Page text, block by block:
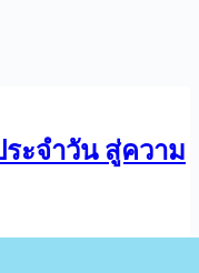
ะจำวัน สู่ความ